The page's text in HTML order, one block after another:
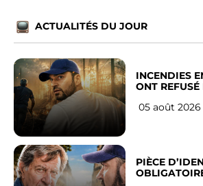
ACTUALITÉS DU JOUR
INCENDIES
ONT
05 août 2026
PIÈCE